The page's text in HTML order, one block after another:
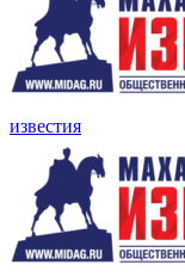
известия